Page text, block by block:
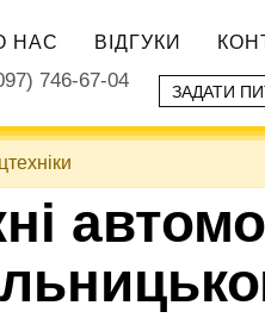
НАС ВІДГУКИ
746-67-04 ЗАДАТИ